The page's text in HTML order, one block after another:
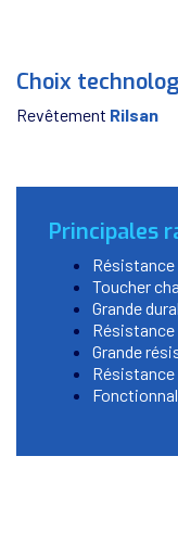
Choix
Revêtement Rilsan
Principales
Toucher
Grande
Grande
Résistance